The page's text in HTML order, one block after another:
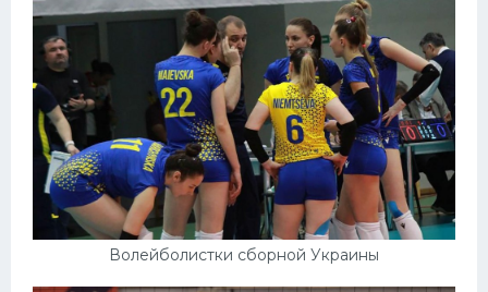
Волейболистки сборной Украины